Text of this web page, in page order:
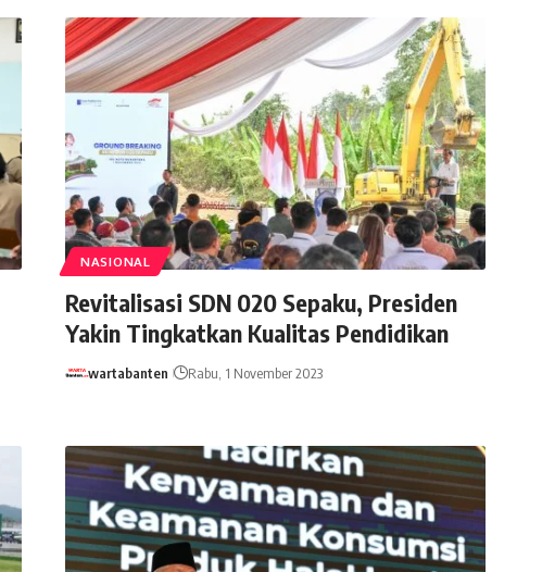
NASIONAL
Revitalisasi SDN 020 Sepaku, Presiden
Yakin Tingkatkan Kualitas Pendidikan
wartabanten Rabu, 1 November 2023